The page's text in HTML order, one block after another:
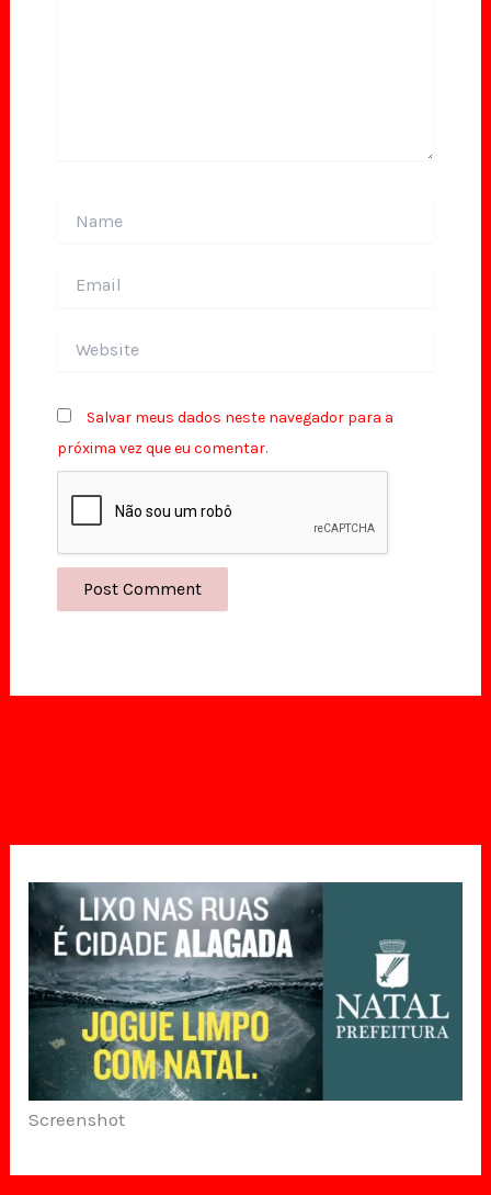
Screenshot
Salvar meus dados neste navegador para a
próxima vez que eu comentar.